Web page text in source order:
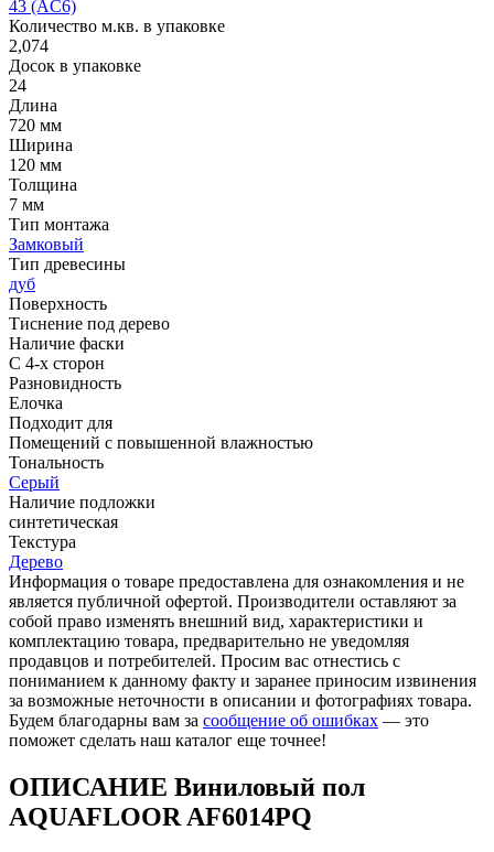
43 (AC6)
Количество м.кв. в упаковке
2,074
Досок в упаковке
24
Длина
720 мм
Ширина
120 мм
Толщина
7 мм
Тип монтажа
Замковый
Тип древесины
дуб
Поверхность
Тиснение под дерево
Наличие фаски
С 4-х сторон
Разновидность
Елочка
Подходит для
Помещений с повышенной влажностью
Тональность
Серый
Наличие подложки
синтетическая
Текстура
Дерево
Информация о товаре предоставлена для ознакомления и не
является публичной офертой. Производители оставляют за
собой право изменять внешний вид, характеристики и
комплектацию товара, предварительно не уведомляя
продавцов и потребителей. Просим вас отнестись с
пониманием к данному факту и заранее приносим извинения
за возможные неточности в описании и фотографиях товара.
Будем благодарны вам за сообщение об ошибках — это
поможет сделать наш каталог еще точнее!
ОПИСАНИЕ Виниловый пол
AQUAFLOOR AF6014PQ